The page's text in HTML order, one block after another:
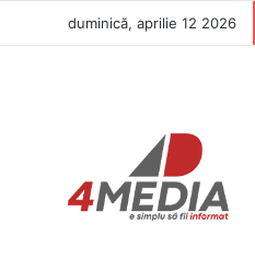
duminică, aprilie 12 2026